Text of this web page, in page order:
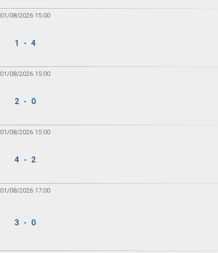
01/08/2026 15:00
1 - 4
01/08/2026 15:00
2 - 0
01/08/2026 15:00
4 - 2
01/08/2026 17:00
3 - 0